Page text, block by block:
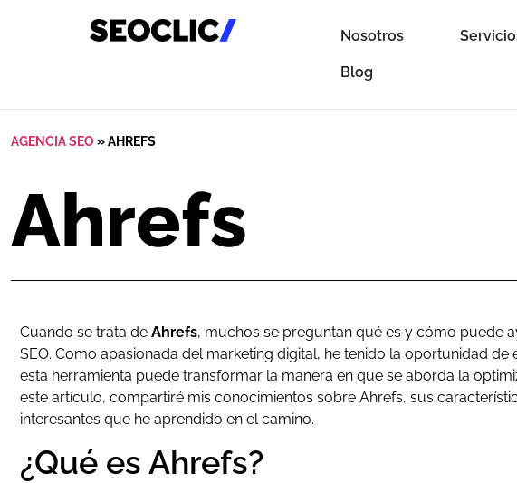
Nosotros
Blog
AGENCIA SEO»AHREFS
Ahrefs
Cuando se trata de Ahrefs, muchos se preguntan qué es y cómo puede
SEO. Como apasionada del marketing digital, he tenido la oportunidad
esta herramienta puede transformar la manera en que se aborda la
este artículo, compartiré mis conocimientos sobre Ahrefs, sus
interesantes que he aprendido en el camino.
¿Qué es Ahrefs?